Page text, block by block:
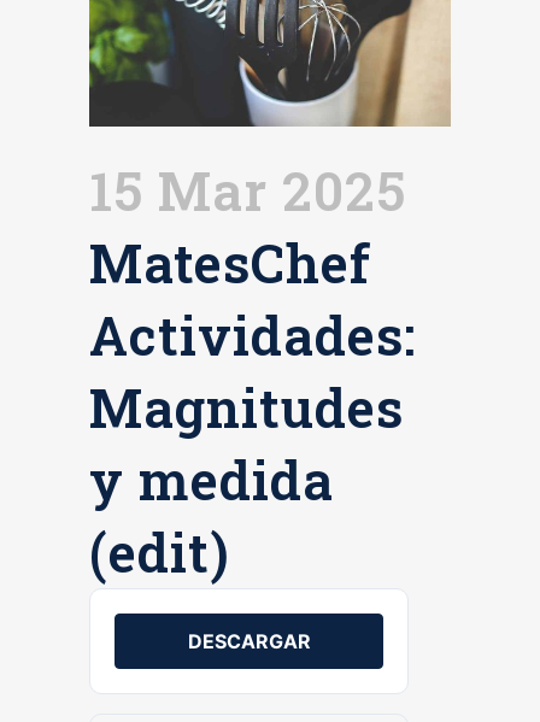
15 Mar 2025
MatesChef
Actividades:
Magnitudes
y medida
(edit)
DESCARGAR